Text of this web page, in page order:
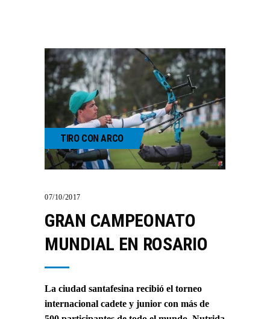
TIRO CON ARCO
07/10/2017
GRAN CAMPEONATO
MUNDIAL EN ROSARIO
La ciudad santafesina recibió el torneo
internacional cadete y junior con más de